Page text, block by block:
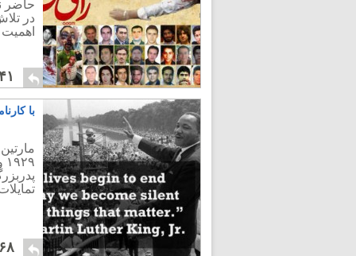
حاضر
در
با